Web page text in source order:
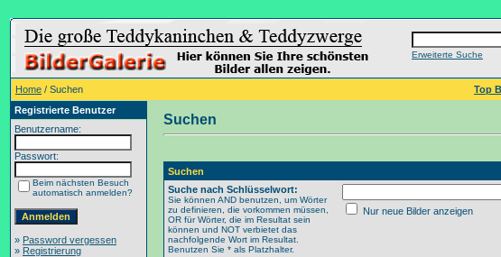
Erweiterte Suche
Home / Suchen
Top
Registrierte Benutzer
Benutzername:
Passwort:
Beim nächsten Besuch
automatisch anmelden?
» Password vergessen
» Registrierung
Suchen
Suchen
Suche nach Schlüsselwort:
Sie können AND benutzen, um Wörter
zu definieren, die vorkommen müssen,
OR für Wörter, die im Resultat sein
können und NOT verbietet das
nachfolgende Wort im Resultat.
Benutzen Sie * als Platzhalter.
Nur neue Bilder anzeigen